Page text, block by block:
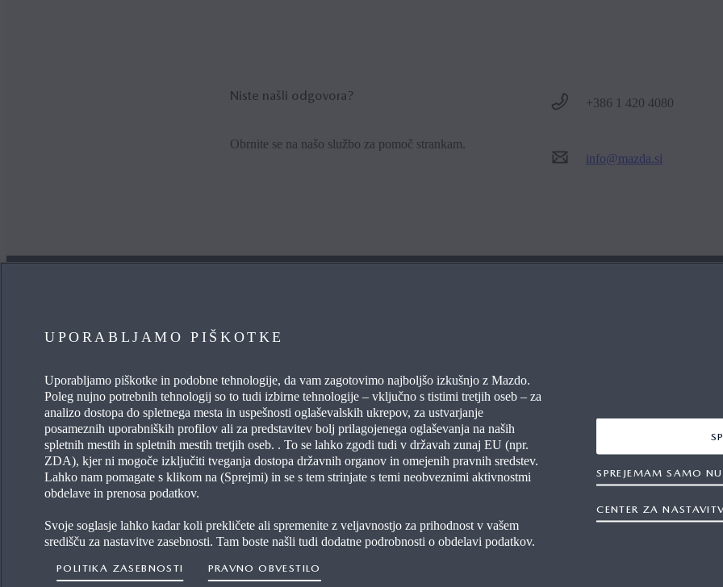
Niste našli odgovora?
Obrnite se na našo službo za pomoč strankam.
+386 1 420 4080
info@mazda.si
ZANIMA ME
MYMAZDA
VZDRŽEVANJE MOJE MAZDE
POIŠČITE TRGOVCA
POGOSTA VPRAŠANJA
WLTP
UPORABLJAMO PIŠKOTKE
Uporabljamo piškotke in podobne tehnologije, da vam zagotovimo najboljšo izkušnjo z Mazdo.
Poleg nujno potrebnih tehnologij so to tudi izbirne tehnologije – vključno s tistimi tretjih oseb – za
analizo dostopa do spletnega mesta in uspešnosti oglaševalskih ukrepov, za ustvarjanje
posameznih uporabniških profilov ali za predstavitev bolj prilagojenega oglaševanja na naših
spletnih mestih in spletnih mestih tretjih oseb. . To se lahko zgodi tudi v državah zunaj EU (npr.
ZDA), kjer ni mogoče izključiti tveganja dostopa državnih organov in omejenih pravnih sredstev.
Lahko nam pomagate s klikom na (Sprejmi) in se s tem strinjate s temi neobveznimi aktivnostmi
obdelave in prenosa podatkov.
Svoje soglasje lahko kadar koli prekličete ali spremenite z veljavnostjo za prihodnost v vašem
središču za nastavitve zasebnosti. Tam boste našli tudi dodatne podrobnosti o obdelavi podatkov.
POLITIKA ZASEBNOSTI PRAVNO OBVESTILO
CENTER ZA
SPREJEMAM SAMO